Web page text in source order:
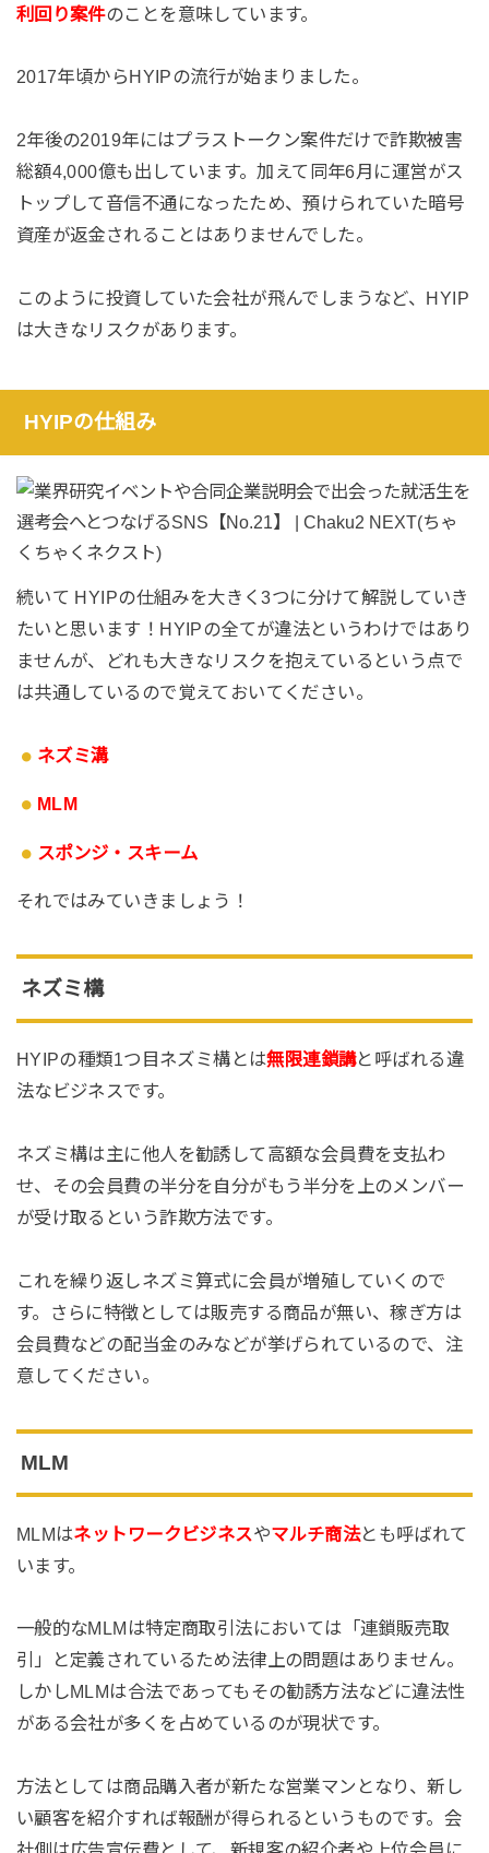
利回り案件のことを意味しています。
2017年頃からHYIPの流行が始まりました。
2年後の2019年にはプラストークン案件だけで詐欺被害
総額4,000億も出しています。加えて同年6月に運営がス
トップして音信不通になったため、預けられていた暗号
資産が返金されることはありませんでした。
このように投資していた会社が飛んでしまうなど、 HYIP
は大きなリスクがあります。
HYIPの仕組み
続いて HYIPの仕組みを大きく3つに分けて解説していき
たいと思います！HYIPの全てが違法というわけではあり
ませんが、どれも大きなリスクを抱えているという点で
は共通しているので覚えておいてください。
ネズミ溝
MLM
スポンジ・スキーム
それではみていきましょう！
ネズミ構
HYIPの種類1つ目ネズミ構とは無限連鎖講と呼ばれる違
法なビジネスです。
ネズミ構は主に他人を勧誘して高額な会員費を支払わ
せ、その会員費の半分を自分がもう半分を上のメンバー
が受け取るという詐欺方法です。
これを繰り返しネズミ算式に会員が増殖していくので
す。さらに特徴としては販売する商品が無い、稼ぎ方は
会員費などの配当金のみなどが挙げられているので、注
意してください。
MLM
MLMはネットワークビジネスやマルチ商法とも呼ばれて
います。
一般的なMLMは特定商取引法においては「連鎖販売取
引」と定義されているため法律上の問題はありません。
しかしMLMは合法であってもその勧誘方法などに違法性
がある会社が多くを占めているのが現状です。
方法としては商品購入者が新たな営業マンとなり、新し
い顧客を紹介すれば報酬が得られるというものです。会